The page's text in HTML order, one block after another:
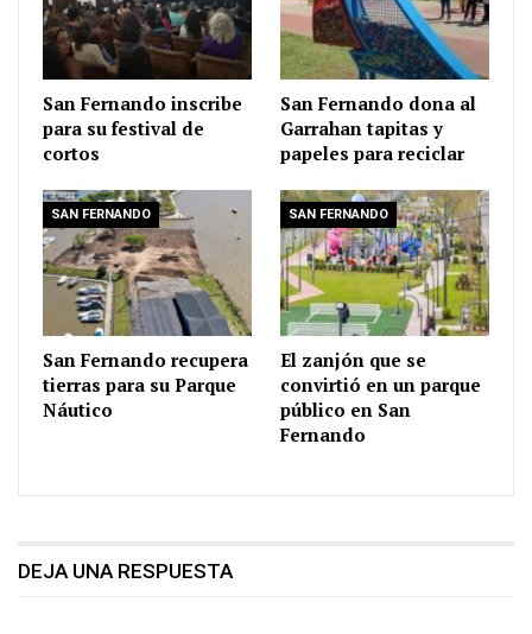
San Fernando inscribe
para su festival de
cortos
San Fernando dona al
Garrahan tapitas y
papeles para reciclar
SAN FERNANDO
San Fernando recupera
tierras para su Parque
Náutico
SAN FERNANDO
El zanjón que se
convirtió en un parque
público en San
Fernando
DEJA UNA RESPUESTA